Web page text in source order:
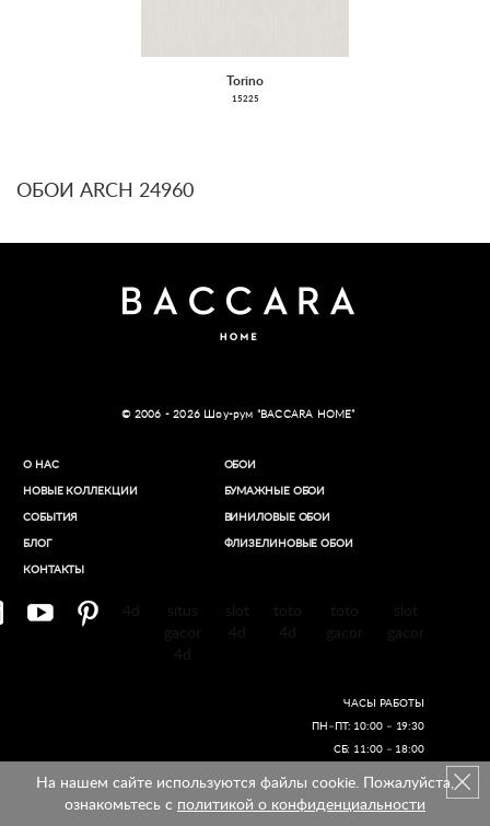
Torino
15225
ОБОИ ARCH 24960
© 2006 - 2026 Шоу-рум “BACCARA HOME”
О НАС
НОВЫЕ КОЛЛЕКЦИИ
СОБЫТИЯ
БЛОГ
КОНТАКТЫ
ОБОИ
БУМАЖНЫЕ ОБОИ
ВИНИЛОВЫЕ ОБОИ​
ФЛИЗЕЛИНОВЫЕ ОБОИ
ЧАСЫ РАБОТЫ
ПН–ПТ: 10:00 – 19:30
СБ: 11:00 – 18:00
Создание сайтов
На нашем сайте используются файлы cookie. Пожалуйста,
ознакомьтесь с политикой о конфиденциальности